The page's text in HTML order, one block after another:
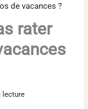
de vacances ?
rater
lecture